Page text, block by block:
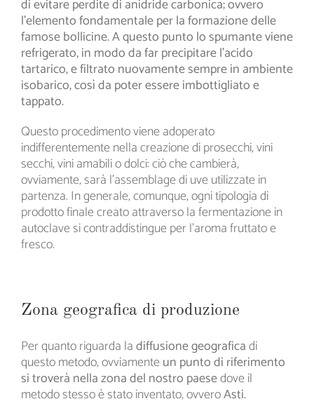
di evitare perdite di anidride carbonica; ovvero
l’elemento fondamentale per la formazione delle
famose bollicine. A questo punto lo spumante viene
refrigerato, in modo da far precipitare l’acido
tartarico, e filtrato nuovamente sempre in ambiente
isobarico, così da poter essere imbottigliato e
tappato.
Questo procedimento viene adoperato
indifferentemente nella creazione di prosecchi, vini
secchi, vini amabili o dolci: ciò che cambierà,
ovviamente, sarà l’assemblage di uve utilizzate in
partenza. In generale, comunque, ogni tipologia di
prodotto finale creato attraverso la fermentazione in
autoclave si contraddistingue per l’aroma fruttato e
fresco.
Zona geografica di produzione
Per quanto riguarda ladiffusione geograficadi
questo metodo, ovviamente un punto di riferimento
si troverà nella zona del nostro paesedove il
metodo stesso è stato inventato, ovveroAsti.